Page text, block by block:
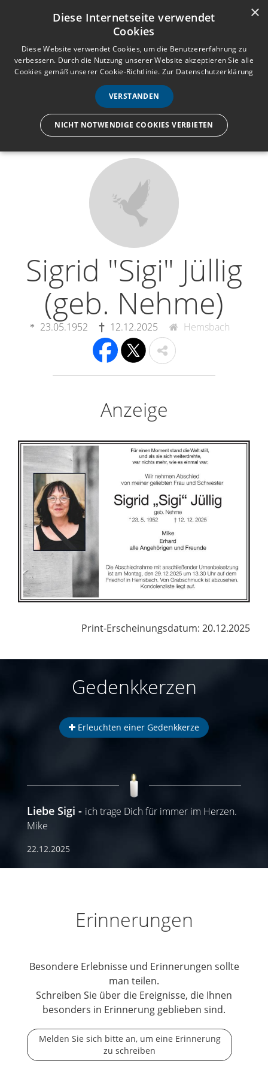
Anmelden Registrieren
e
n
ü
Wir lassen nur die Hand los,
Sigrid "Sigi" Jüllig
(geb. Nehme)
23.05.1952 12.12.2025 Hemsbach
Anzeige
Print-Erscheinungsdatum: 20.12.2025
Gedenkkerzen
Erleuchten einer Gedenkkerze
Liebe Sigi
ich trage Dich für immer im Herzen.
Mike
22.12.2025
Erinnerungen
Besondere Erlebnisse und Erinnerungen sollte
man teilen.
Schreiben Sie über die Ereignisse, die Ihnen
besonders in Erinnerung geblieben sind.
Melden Sie sich bitte an, um eine Erinnerung
zu schreiben
×
Diese Internetseite verwendet
Cookies
Diese Website verwendet Cookies, um die Benutzererfahrung zu
verbessern. Durch die Nutzung unserer Website akzeptieren Sie alle
Cookies gemäß unserer Cookie-Richtlinie. Zur Datenschutzerklärung
VERSTANDEN
NICHT NOTWENDIGE COOKIES VERBIETEN